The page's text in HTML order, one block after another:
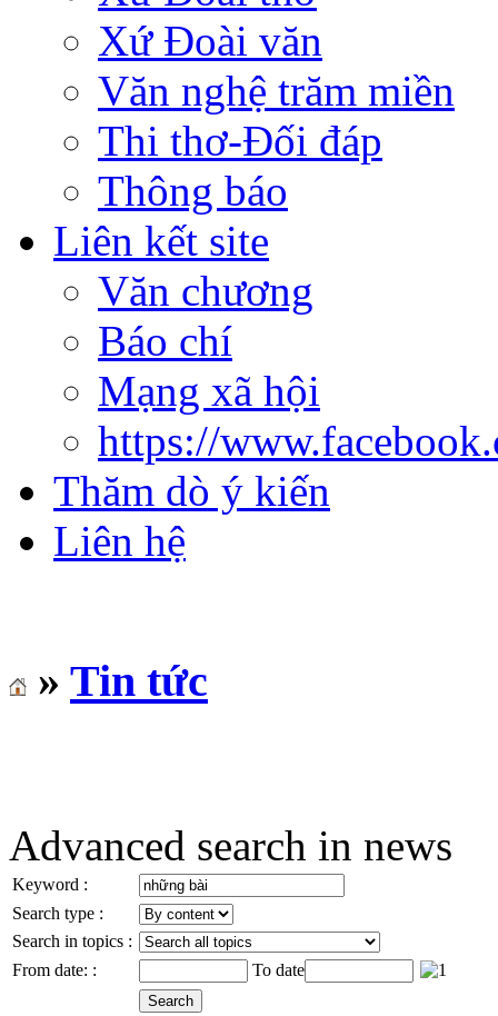
Xứ Đoài văn
Văn nghệ trăm miền
Thi thơ-Đối đáp
Thông báo
Liên kết site
Văn chương
Báo chí
Mạng xã hội
https://
Thăm dò ý kiến
Liên hệ
» Tin tức
Advanced search in news
Keyword :
Search type :
Search in topics :
From date: :
To date